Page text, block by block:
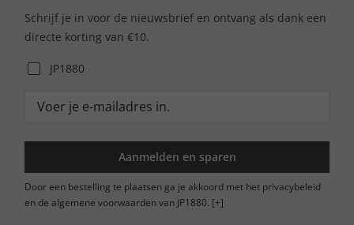
Schrijf je in voor de nieuwsbrief en ontvang als dank een
directe korting van €10.
JP1880
Aanmelden en sparen
Door een bestelling te plaatsen ga je akkoord met het privacybeleid
en de algemene voorwaarden van JP1880. [+]